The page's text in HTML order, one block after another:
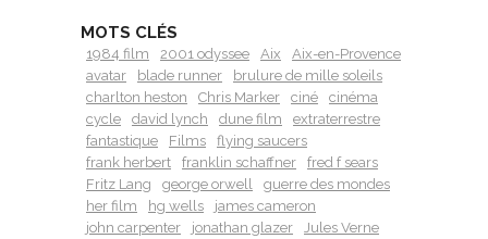
MOTS CLÉS
1984 film 2001 odyssee Aix
Aix-en-Provence
avatar
blade runner
brulure de mille soleils
charlton heston
Chris Marker ciné
cinéma
cycle
david lynch dune film
extraterrestre
fantastique
Films
flying saucers
frank herbert
franklin schaffner
fred f sears
Fritz Lang
george orwell
guerre des mondes
her film
hg wells
james cameron
john carpenter
jonathan glazer
Jules Verne